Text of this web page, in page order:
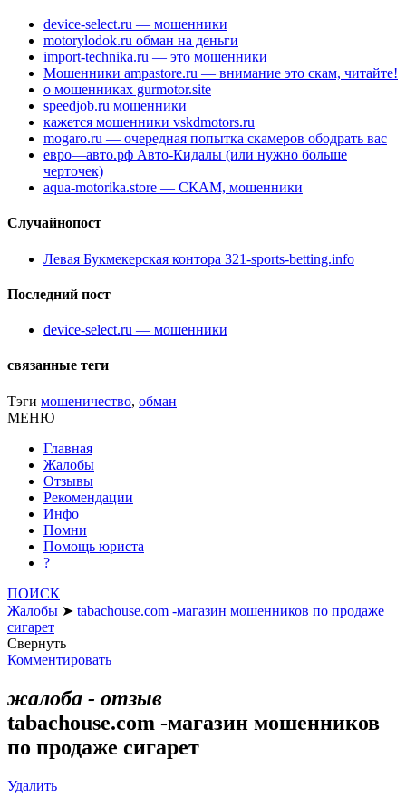
device-select.ru — мошенники
motorylodok.ru обман на деньги
import-technika.ru — это мошенники
Мошенники ampastore.ru — внимание это скам, читайте!
о мошенниках gurmotor.site
speedjob.ru мошенники
кажется мошенники vskdmotors.ru
mogaro.ru — очередная попытка скамеров ободрать вас
евро—авто.рф Авто-Кидалы (или нужно больше
черточек)
aqua-motorika.store — СКАМ, мошенники
Случайнопост
Левая Букмекерская контора 321-sports-betting.info
Последний пост
device-select.ru — мошенники
связанные теги
Тэги мошеничество, обман
МЕНЮ
Главная
Жалобы
Отзывы
Рекомендации
Инфо
Помни
Помощь юриста
?
ПОИСК
Жалобы ➤ tabachouse.com -магазин мошенников по продаже
сигарет
Свернуть
Комментировать
жалоба - отзыв
tabachouse.com -магазин мошенников
по продаже сигарет
Удалить